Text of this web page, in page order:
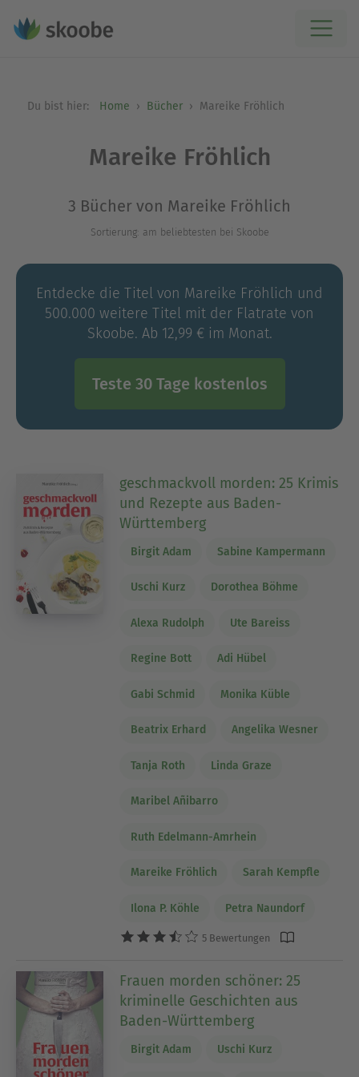
Du bist hier: Home Bücher Mareike Fröhlich
Mareike Fröhlich
3 Bücher von Mareike Fröhlich
Sortierung: am beliebtesten bei Skoobe
Entdecke die Titel von Mareike Fröhlich und
500.000 weitere Titel mit der Flatrate von
Skoobe. Ab 12,99 € im Monat.
Teste 30 Tage kostenlos
geschmackvoll morden: 25 Krimis
und Rezepte aus Baden-
Württemberg
Birgit Adam Sabine Kampermann
Uschi Kurz Dorothea Böhme
Alexa Rudolph Ute Bareiss
Regine Bott Adi Hübel
Gabi Schmid Monika Küble
Beatrix Erhard Angelika Wesner
Tanja Roth Linda Graze
Maribel Añibarro
Ruth Edelmann-Amrhein
Mareike Fröhlich Sarah Kempfle
Ilona P. Köhle Petra Naundorf
5 Bewertungen
Frauen morden schöner: 25
kriminelle Geschichten aus
Baden-Württemberg
Birgit Adam Uschi Kurz